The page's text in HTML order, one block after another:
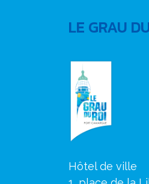
LE GRAU
Hôtel de ville